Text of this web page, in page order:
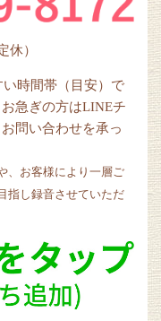
休）
時間帯（目安）で
急ぎの方はLINEチ
問い合わせを承っ
、お客様により一層ご
指し録音させていただ